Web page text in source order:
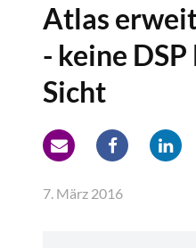
Atlas
- keine
Sicht
7. März 2016